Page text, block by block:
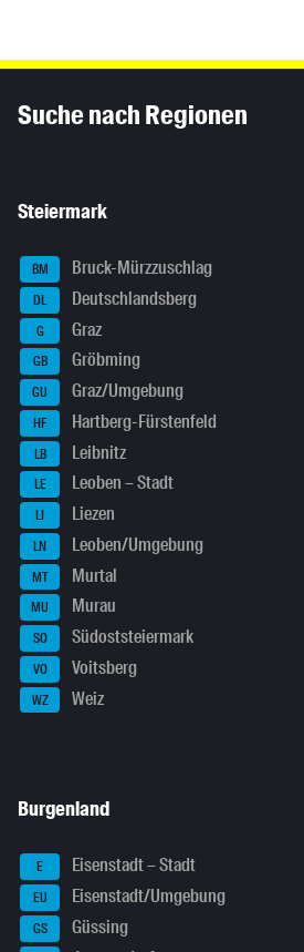
Suche nach Regionen
Steiermark
BM Bruck-Mürzzuschlag
DL Deutschlandsberg
G Graz
GB Gröbming
GU Graz/Umgebung
HF Hartberg-Fürstenfeld
LB Leibnitz
LE Leoben – Stadt
LI Liezen
LN Leoben/Umgebung
MT Murtal
MU Murau
SO Südoststeiermark
VO Voitsberg
WZ Weiz
Burgenland
E Eisenstadt – Stadt
EU Eisenstadt/Umgebung
GS Güssing